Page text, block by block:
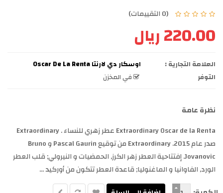
(0 التقييمات)
220.00 ريال
العلامة التجارية :
اوسكار دي لارنتا Oscar De La Renta
التوفر
في المخزن
نظرة عامة
Extraordinary Oscar de la Renta عطر زهري للنساء . Extraordinary
صدر عام 2015. Extraordinary من توقيع Pascal Gaurin و Bruno
Jovanovic. إفتتاحية العطر زهر الكرز, الحمضيات و النيرولي; قلب العطر
الورد, الفاوانيا و الماغنوليا; قاعدة العطر تتكون من أوركيد ...